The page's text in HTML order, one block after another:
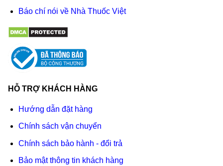
Báo chí nói về Nhà Thuốc Việt
HỖ TRỢ KHÁCH HÀNG
Hướng dẫn đặt hàng
Chính sách vận chuyển
Chính sách bảo hành - đổi trả
Bảo mật thông tin khách hàng